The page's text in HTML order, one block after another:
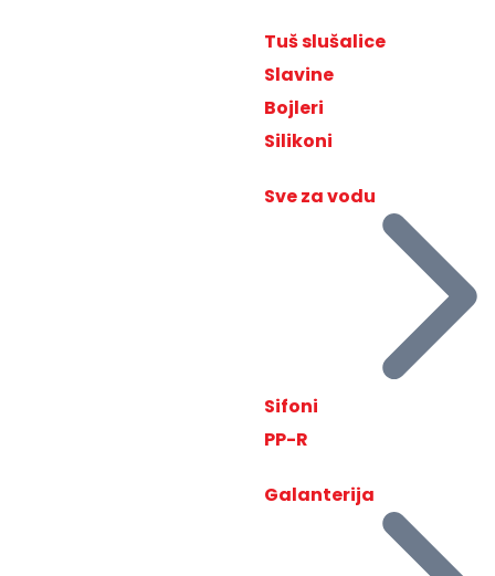
Tuš slušalice
Slavine
Bojleri
Silikoni
Sve za vodu
Sifoni
PP-R
Galanterija